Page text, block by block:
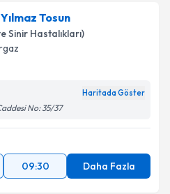
Tosun
Sinir Hastalıkları)
Haritada Göster
No: 35/37
09:30 Daha Fazla